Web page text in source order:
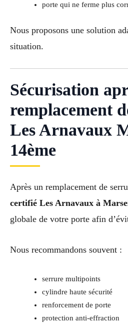
porte qui ne ferme plus
Nous proposons une solution
situation.
Sécurisation
remplacement
Les Arnavaux
14ème
Après un remplacement de
certifié Les Arnavaux à
globale de votre porte afin
Nous recommandons souvent :
serrure multipoints
cylindre haute sécurité
renforcement de porte
protection anti-effraction